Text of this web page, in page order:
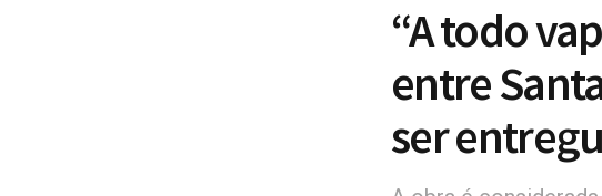
“A todo
entre
ser